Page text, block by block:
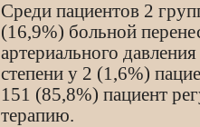
Среди пациентов 2
(16,9%) больной
артериального
степени у 2 (1,6%)
151 (85,8%) пациент
терапию.